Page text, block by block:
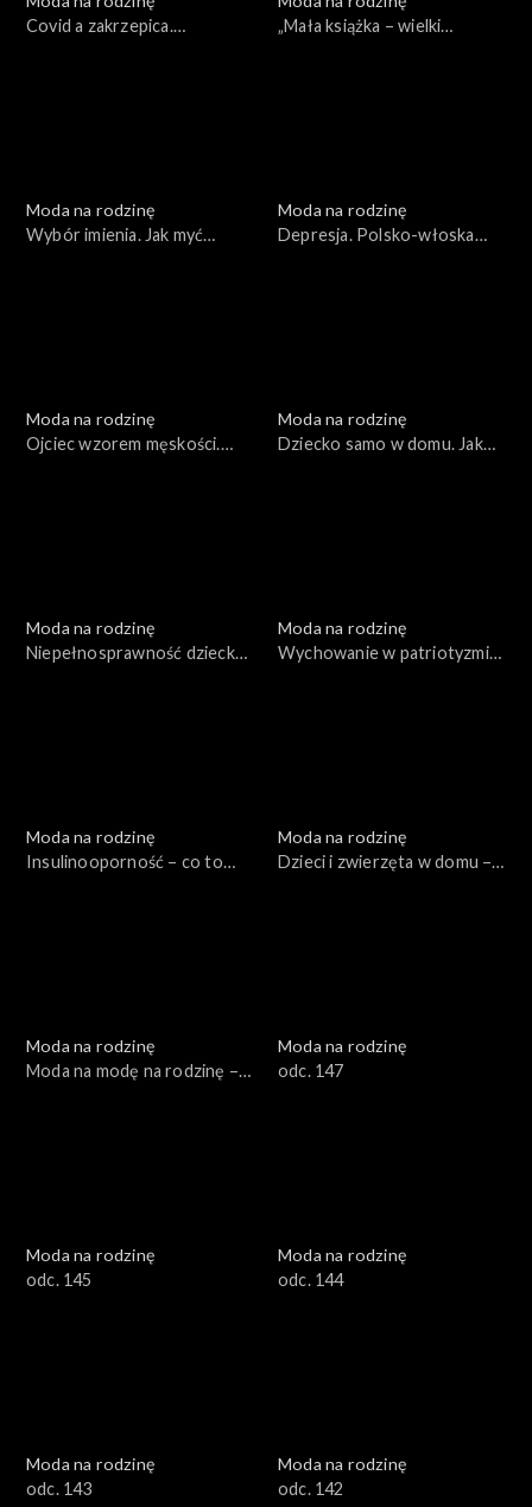
Covid a zakrzepica.
„Mała książka – wielki
Moda na rodzinę
Wybór imienia. Jak myć
Moda na rodzinę
Depresja. Polsko-włoska
Moda na rodzinę
Ojciec wzorem męskości.
Moda na rodzinę
Dziecko samo w domu. Jak
Moda na rodzinę
Niepełnosprawność dziecka
Moda na rodzinę
Wychowanie w patriotyzmie
Moda na rodzinę
Insulinooporność – co to
Moda na rodzinę
Dzieci i zwierzęta w domu –
Moda na rodzinę
Moda na modę na rodzinę –
Moda na rodzinę
odc. 147
Moda na rodzinę
odc. 145
Moda na rodzinę
odc. 144
Moda na rodzinę
odc. 143
Moda na rodzinę
odc. 142